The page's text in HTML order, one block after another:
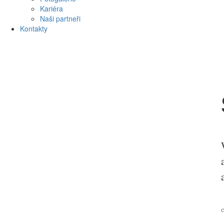
Kariéra
Naši partneři
Kontakty